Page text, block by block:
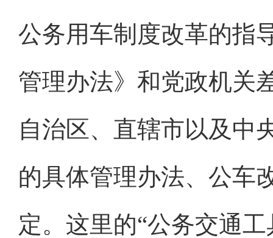
公务用车制度改革的指
管理办法》和党政机关
自治区、直辖市以及中
的具体管理办法、公车
定。这里的“公务交通